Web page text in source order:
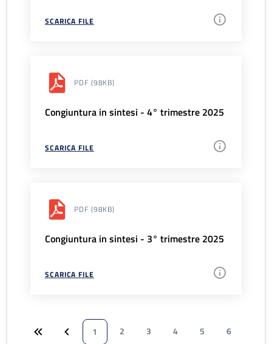
SCARICA FILE
PDF (98KB)
Congiuntura in sintesi - 4° trimestre 2025
SCARICA FILE
PDF (98KB)
Congiuntura in sintesi - 3° trimestre 2025
SCARICA FILE
1 2 3 4 5
6